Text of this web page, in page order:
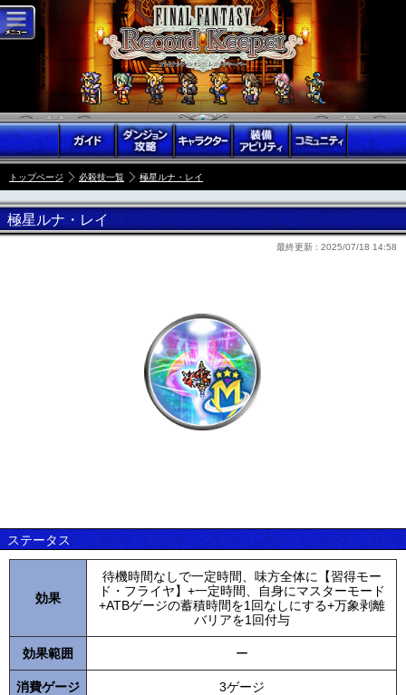
トップページ 必殺技一覧 極星ルナ・レイ
極星ルナ・レイ
最終更新 : 2025/07/18 14:58
ステータス
効果
待機時間なしで一定時間、味方全体に【習得モー
ド・フライヤ】+一定時間、自身にマスターモード
+ATBゲージの蓄積時間を1回なしにする+万象剥離
バリアを1回付与
効果範囲 ー
消費ゲージ 3ゲージ